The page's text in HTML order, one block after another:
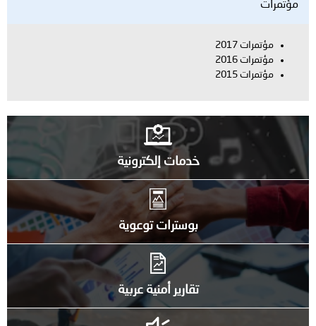
خدمات إلكترونية
بوسترات توعوية
تقارير أمنية عربية